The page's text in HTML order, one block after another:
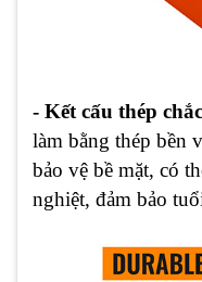
- Kết cấu thép
làm bằng thép bền
bảo vệ bề mặt, có
nghiệt, đảm bảo